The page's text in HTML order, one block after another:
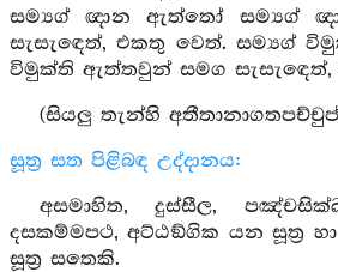
සම්‍යග් ඥාන ඇත්තෝ සම්‍යග්
සැසැඳෙත්, එකතු වෙත්. සම්‍යග්
විමුක්ති ඇත්තවුන් සමග
(සියලු තැන්හි
සූත්‍ර සත පිළිබඳ උද්දානය:
අසමාහිත, දුස්සීල,
දසකම්මපථ, අට්ඨඞ්ගික යන සූත්‍ර හා
සූත්‍ර සතෙකි.